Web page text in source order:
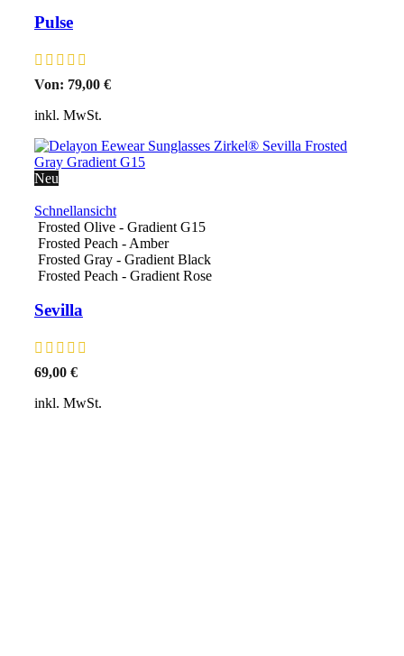
Pulse
Von: 79,00 €
inkl. MwSt.
Neu
Schnellansicht
Frosted Olive - Gradient G15
Frosted Peach - Amber
Frosted Gray - Gradient Black
Frosted Peach - Gradient Rose
Sevilla
69,00 €
inkl. MwSt.